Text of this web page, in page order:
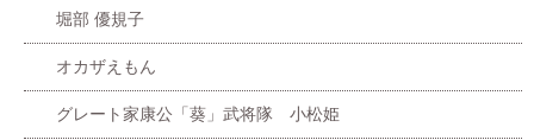
堀部 優規子
オカザえもん
グレート家康公「葵」武将隊 小松姫